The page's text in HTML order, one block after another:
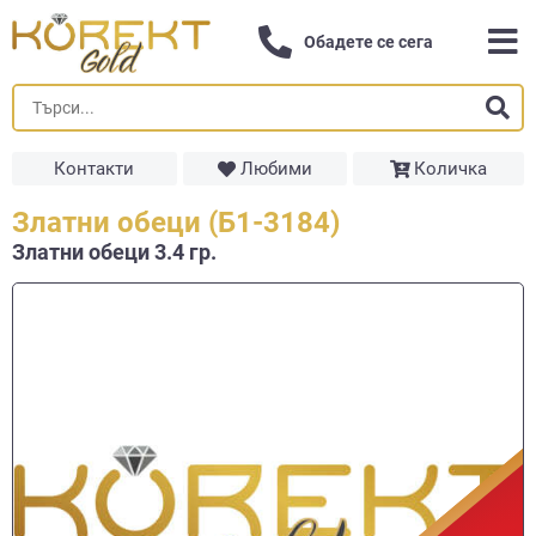
Обадете се сега
Контакти Любими Количка
Златни обеци (Б1-3184)
Златни обеци 3.4 гр.